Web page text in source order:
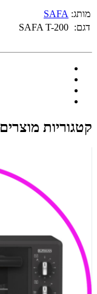
מותג: SAFA
דגם: SAFA T-200
קטגוריות מוצרים